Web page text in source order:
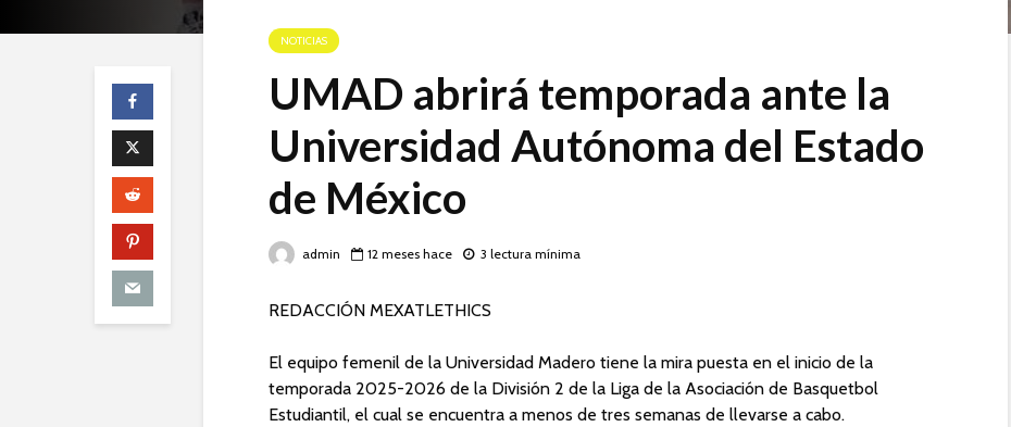
NOTICIAS
UMAD abrirá temporada ante la
Universidad Autónoma del Estado
de México
admin 12 meses hace 3 lectura mínima
REDACCIÓN MEXATLETHICS
El equipo femenil de la Universidad Madero tiene la mira puesta en el inicio de la
temporada 2025-2026 de la División 2 de la Liga de la Asociación de Basquetbol
Estudiantil, el cual se encuentra a menos de tres semanas de llevarse a cabo.